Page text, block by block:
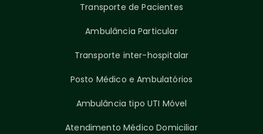
Transporte de Pacientes
Ambulância Particular
Transporte inter-hospitalar
Posto Médico e Ambulatórios
Ambulância tipo UTI Móvel
Atendimento Médico Domiciliar